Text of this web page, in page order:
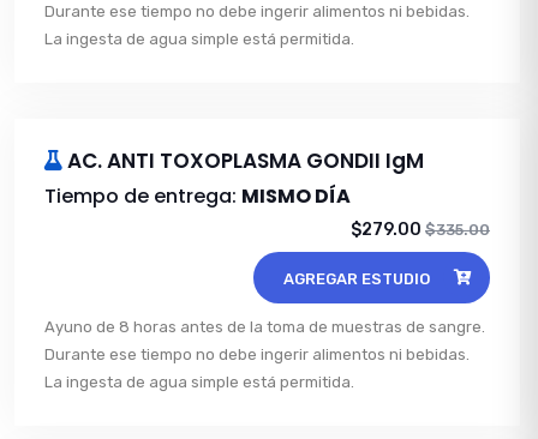
Durante ese tiempo no debe ingerir alimentos ni bebidas.
La ingesta de agua simple está permitida.
AC. ANTI TOXOPLASMA GONDII IgM
Tiempo de entrega: MISMO DÍA
$279.00 $335.00
AGREGAR ESTUDIO
Ayuno de 8 horas antes de la toma de muestras de sangre.
Durante ese tiempo no debe ingerir alimentos ni bebidas.
La ingesta de agua simple está permitida.